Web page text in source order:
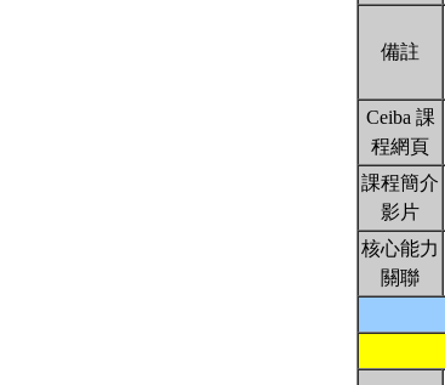
備註
Ceiba 課
程網頁
課程簡介
影片
核心能力
關聯